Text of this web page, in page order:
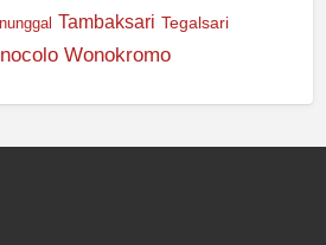
Tambaksari Tegalsari
Wonokromo